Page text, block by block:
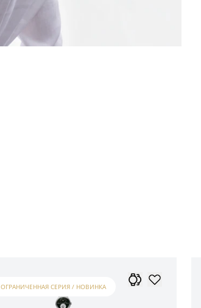
ОГРАНИЧЕННАЯ СЕРИЯ / НОВИНКА